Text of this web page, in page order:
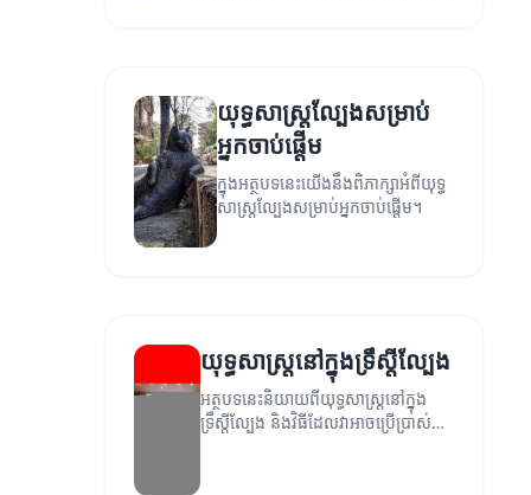
យុទ្ធសាស្ត្រល្បែងសម្រាប់
អ្នកចាប់ផ្តើម
ក្នុងអត្ថបទនេះយើងនឹងពិភាក្សាអំពីយុទ្ធ
សាស្ត្រល្បែងសម្រាប់អ្នកចាប់ផ្តើម។
យុទ្ធសាស្ត្រនៅក្នុងទ្រឹស្តីល្បែង
អត្ថបទនេះនិយាយពីយុទ្ធសាស្ត្រនៅក្នុង
ទ្រឹស្តីល្បែង និងវិធីដែលវាអាចប្រើប្រាស់ក្នុង